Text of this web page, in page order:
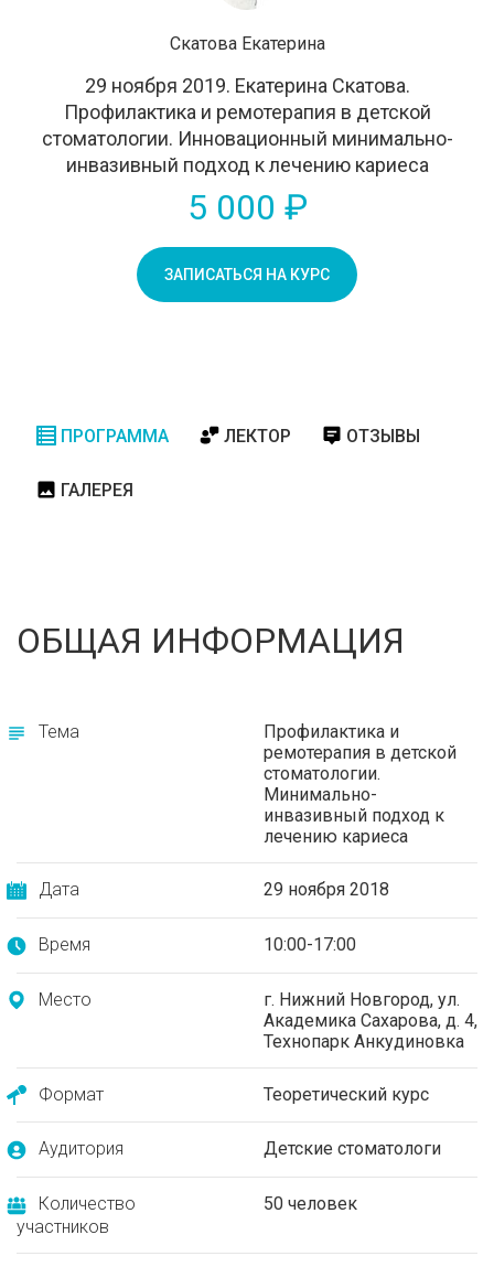
Скатова Екатерина
29 ноября 2019. Екатерина Скатова.
Профилактика и ремотерапия в детской
стоматологии. Инновационный минимально-
инвазивный подход к лечению кариеса
5 000 ₽
ЗАПИСАТЬСЯ НА КУРС
ПРОГРАММА ЛЕКТОР ОТЗЫВЫ
ГАЛЕРЕЯ
ОБЩАЯ ИНФОРМАЦИЯ
Тема
Профилактика и
ремотерапия в детской
стоматологии.
Минимально-
инвазивный подход к
лечению кариеса
Дата 29 ноября 2018
Время 10:00-17:00
Место
г. Нижний Новгород, ул.
Академика Сахарова, д. 4,
Технопарк Анкудиновка
Формат Теоретический курс
Аудитория Детские стоматологи
Количество
участников
50 человек